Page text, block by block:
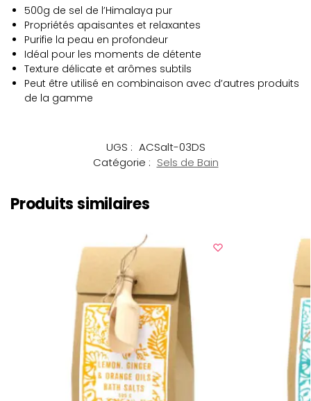
500g de sel de l’Himalaya pur
Propriétés apaisantes et relaxantes
Purifie la peau en profondeur
Idéal pour les moments de détente
Texture délicate et arômes subtils
Peut être utilisé en combinaison avec d’autres produits
de la gamme
UGS : ACSalt-03DS
Catégorie : Sels de Bain
Produits similaires